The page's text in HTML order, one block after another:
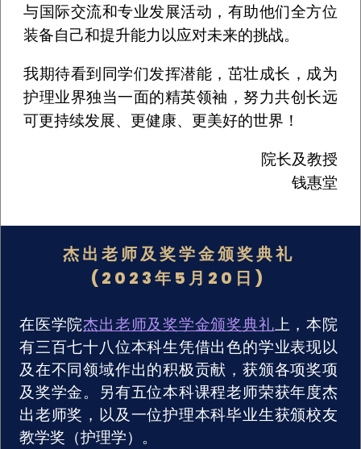
与国际交流和专业发展活动，有助他们全方位
装备自己和提升能力以应对未来的挑战。
我期待看到同学们发挥潜能，茁壮成长，成为
护理业界独当一面的精英领袖，努力共创长远
可更持续发展、更健康、更美好的世界！
院长及教授
钱惠堂
杰出老师及奖学金颁奖典礼
(2023年5月20日)
在医学院杰出老师及奖学金颁奖典礼上，本院
有三百七十八位本科生凭借出色的学业表现以
及在不同领域作出的积极贡献，获颁各项奖项
及奖学金。另有五位本科课程老师荣获年度杰
出老师奖，以及一位护理本科毕业生获颁校友
教学奖（护理学）。